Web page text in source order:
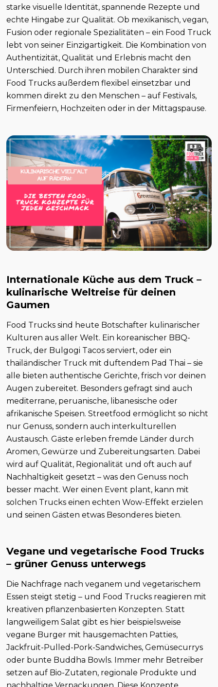
starke visuelle Identität, spannende Rezepte und
echte Hingabe zur Qualität. Ob mexikanisch, vegan,
Fusion oder regionale Spezialitäten – ein Food Truck
lebt von seiner Einzigartigkeit. Die Kombination von
Authentizität, Qualität und Erlebnis macht den
Unterschied. Durch ihren mobilen Charakter sind
Food Trucks außerdem flexibel einsetzbar und
kommen direkt zu den Menschen – auf Festivals,
Firmenfeiern, Hochzeiten oder in der Mittagspause.
Internationale Küche aus dem Truck –
kulinarische Weltreise für deinen
Gaumen
Food Trucks sind heute Botschafter kulinarischer
Kulturen aus aller Welt. Ein koreanischer BBQ-
Truck, der Bulgogi Tacos serviert, oder ein
thailändischer Truck mit duftendem Pad Thai – sie
alle bieten authentische Gerichte, frisch vor deinen
Augen zubereitet. Besonders gefragt sind auch
mediterrane, peruanische, libanesische oder
afrikanische Speisen. Streetfood ermöglicht so nicht
nur Genuss, sondern auch interkulturellen
Austausch. Gäste erleben fremde Länder durch
Aromen, Gewürze und Zubereitungsarten. Dabei
wird auf Qualität, Regionalität und oft auch auf
Nachhaltigkeit gesetzt – was den Genuss noch
besser macht. Wer einen Event plant, kann mit
solchen Trucks einen echten Wow-Effekt erzielen
und seinen Gästen etwas Besonderes bieten.
Vegane und vegetarische Food Trucks
– grüner Genuss unterwegs
Die Nachfrage nach veganem und vegetarischem
Essen steigt stetig – und Food Trucks reagieren mit
kreativen pflanzenbasierten Konzepten. Statt
langweiligem Salat gibt es hier beispielsweise
vegane Burger mit hausgemachten Patties,
Jackfruit-Pulled-Pork-Sandwiches, Gemüsecurrys
oder bunte Buddha Bowls. Immer mehr Betreiber
setzen auf Bio-Zutaten, regionale Produkte und